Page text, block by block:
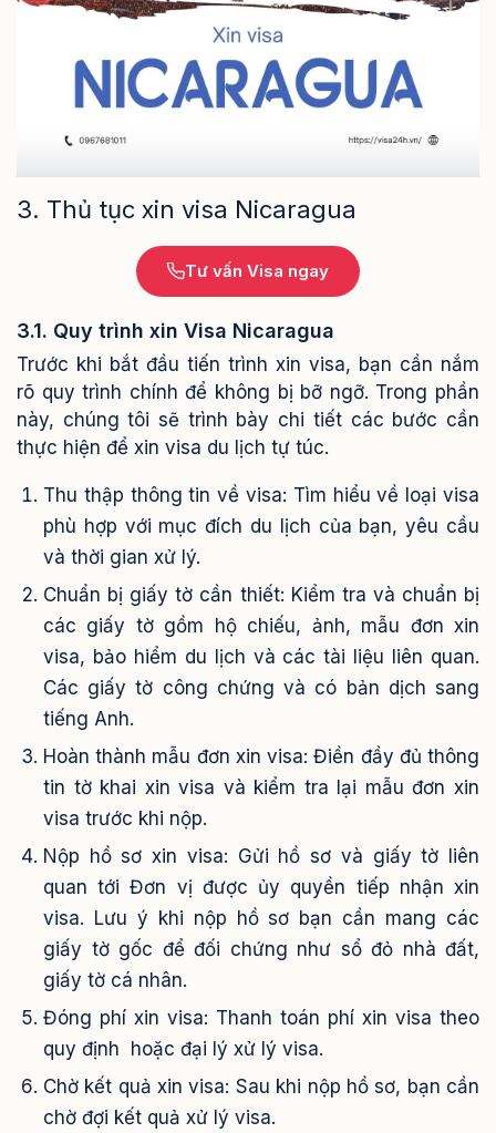
3. Thủ tục xin visa Nicaragua
Tư vấn Visa ngay
3.1. Quy trình xin Visa Nicaragua
Trước khi bắt đầu tiến trình xin visa, bạn cần nắm
rõ quy trình chính để không bị bỡ ngỡ. Trong phần
này, chúng tôi sẽ trình bày chi tiết các bước cần
thực hiện để xin visa du lịch tự túc.
Thu thập thông tin về visa: Tìm hiểu về loại visa
phù hợp với mục đích du lịch của bạn, yêu cầu
và thời gian xử lý.
Chuẩn bị giấy tờ cần thiết: Kiểm tra và chuẩn bị
các giấy tờ gồm hộ chiếu, ảnh, mẫu đơn xin
visa, bảo hiểm du lịch và các tài liệu liên quan.
Các giấy tờ công chứng và có bản dịch sang
tiếng Anh.
Hoàn thành mẫu đơn xin visa: Điền đầy đủ thông
tin tờ khai xin visa và kiểm tra lại mẫu đơn xin
visa trước khi nộp.
Nộp hồ sơ xin visa: Gửi hồ sơ và giấy tờ liên
quan tới Đơn vị được ủy quyền tiếp nhận xin
visa. Lưu ý khi nộp hồ sơ bạn cần mang các
giấy tờ gốc để đối chứng như sổ đỏ nhà đất,
giấy tờ cá nhân.
Đóng phí xin visa: Thanh toán phí xin visa theo
quy định hoặc đại lý xử lý visa.
Chờ kết quả xin visa: Sau khi nộp hồ sơ, bạn cần
chờ đợi kết quả xử lý visa.